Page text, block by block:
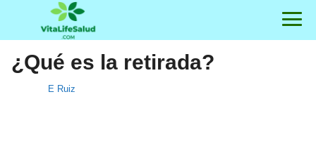
¿Qué es la retirada?
E Ruiz